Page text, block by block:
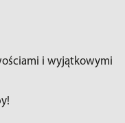
i wyjątkowymi